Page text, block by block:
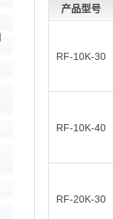
产品型号
RF-10K-30
RF-10K-40
RF-20K-30